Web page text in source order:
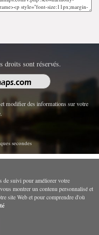
droits sont réservés.
modifier des informations sur votre
secondes
de suivi pour améliorer votre
montrer un contenu personnalisé et
site Web et pour comprendre d'où